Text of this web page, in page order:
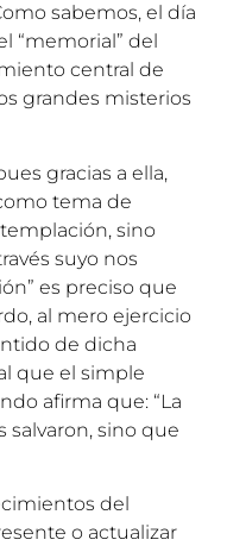
sabemos, el día
“memorial” del
central de
grandes misterios
gracias a ella,
tema de
sino
suyo nos
es preciso que
al mero ejercicio
de dicha
que el simple
afirma que: “La
sino que
del
o actualizar